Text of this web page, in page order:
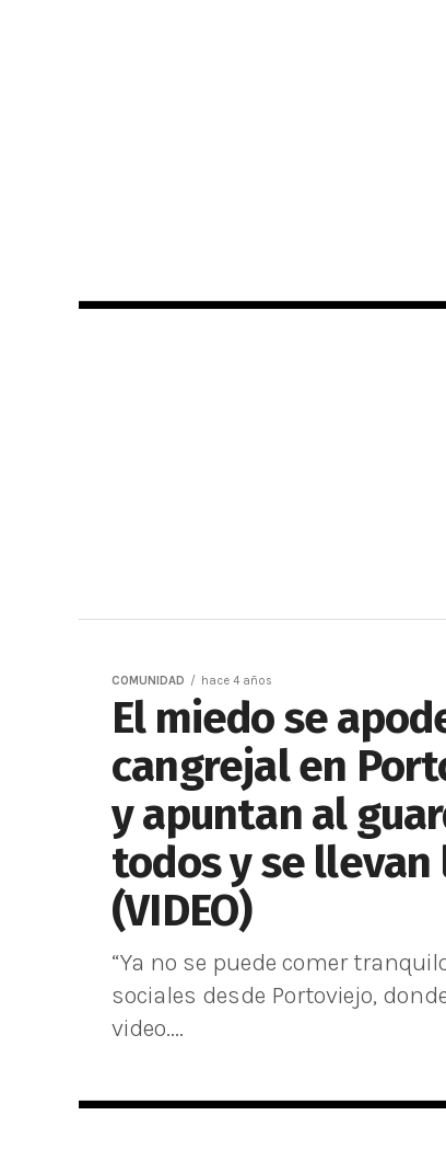
COMUNIDAD hace 4 años
El miedo se
cangrejal en
y apuntan al
todos y se
(VIDEO)
“Ya no se puede comer
sociales desde Portoviejo,
video....